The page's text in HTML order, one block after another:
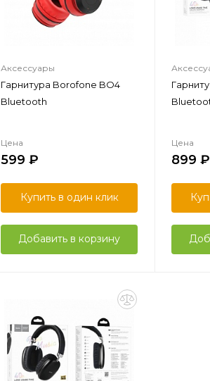
Аксессуары
Гарнитура Borofone BO4
Bluetooth
Цена
599
Купить в один клик
Добавить в корзину
Цена
899